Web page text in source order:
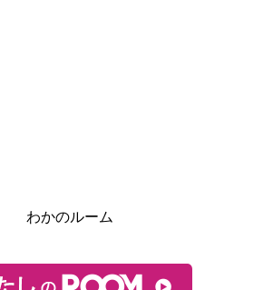
わかのルーム